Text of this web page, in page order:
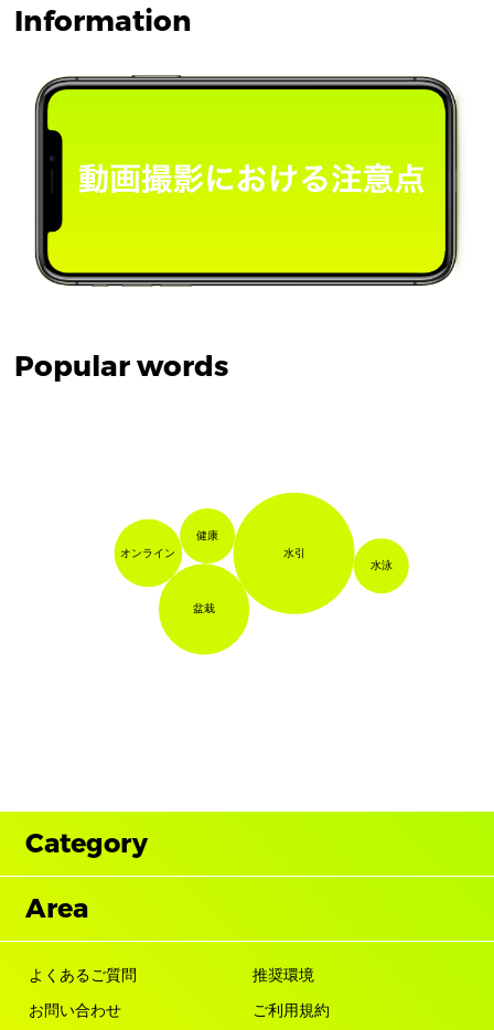
Information
Popular words
水泳
健康
オンライン
盆栽
水引
Category
Area
よくあるご質問
推奨環境
お問い合わせ
ご利用規約